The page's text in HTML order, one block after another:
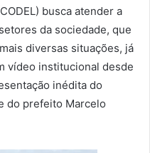
busca atender a
da sociedade, que
diversas situações, já
vídeo institucional desde
inédita do
do prefeito Marcelo